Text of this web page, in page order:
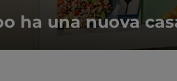
ha una nuova